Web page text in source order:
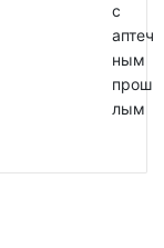
с
аптеч
ным
прош
лым